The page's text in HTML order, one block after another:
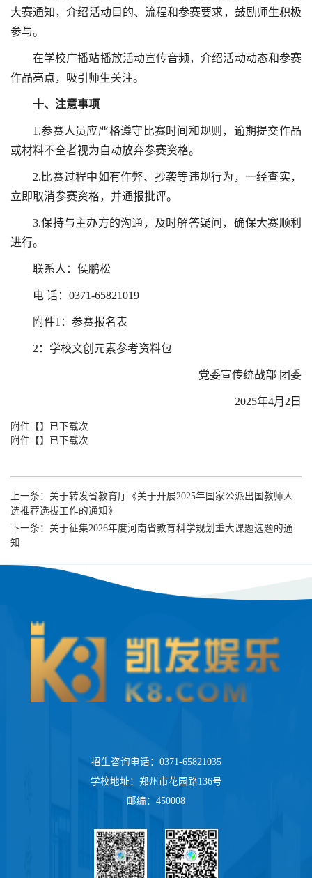
大赛通知，介绍活动目的、流程和参赛要求，鼓励师生积极
参与。
在学校广播站播放活动宣传音频，介绍活动动态和参赛
作品亮点，吸引师生关注。
十、注意事项
1.参赛人员应严格遵守比赛时间和规则，逾期提交作品
或材料不全者视为自动放弃参赛资格。
2.比赛过程中如有作弊、抄袭等违规行为，一经查实，
立即取消参赛资格，并通报批评。
3.保持与主办方的沟通，及时解答疑问，确保大赛顺利
进行。
联系人：侯鹏松
电 话：0371-65821019
附件1：参赛报名表
2：学校文创元素参考资料包
党委宣传统战部 团委
2025年4月2日
附件【】已下载次
附件【】已下载次
上一条： 关于转发省教育厅《关于开展2025年国家公派出国教师人
选推荐选拔工作的通知》
下一条： 关于征集2026年度河南省教育科学规划重大课题选题的通
知
招生咨询电话：0371-65821035
学校地址：郑州市花园路136号
邮编：450008